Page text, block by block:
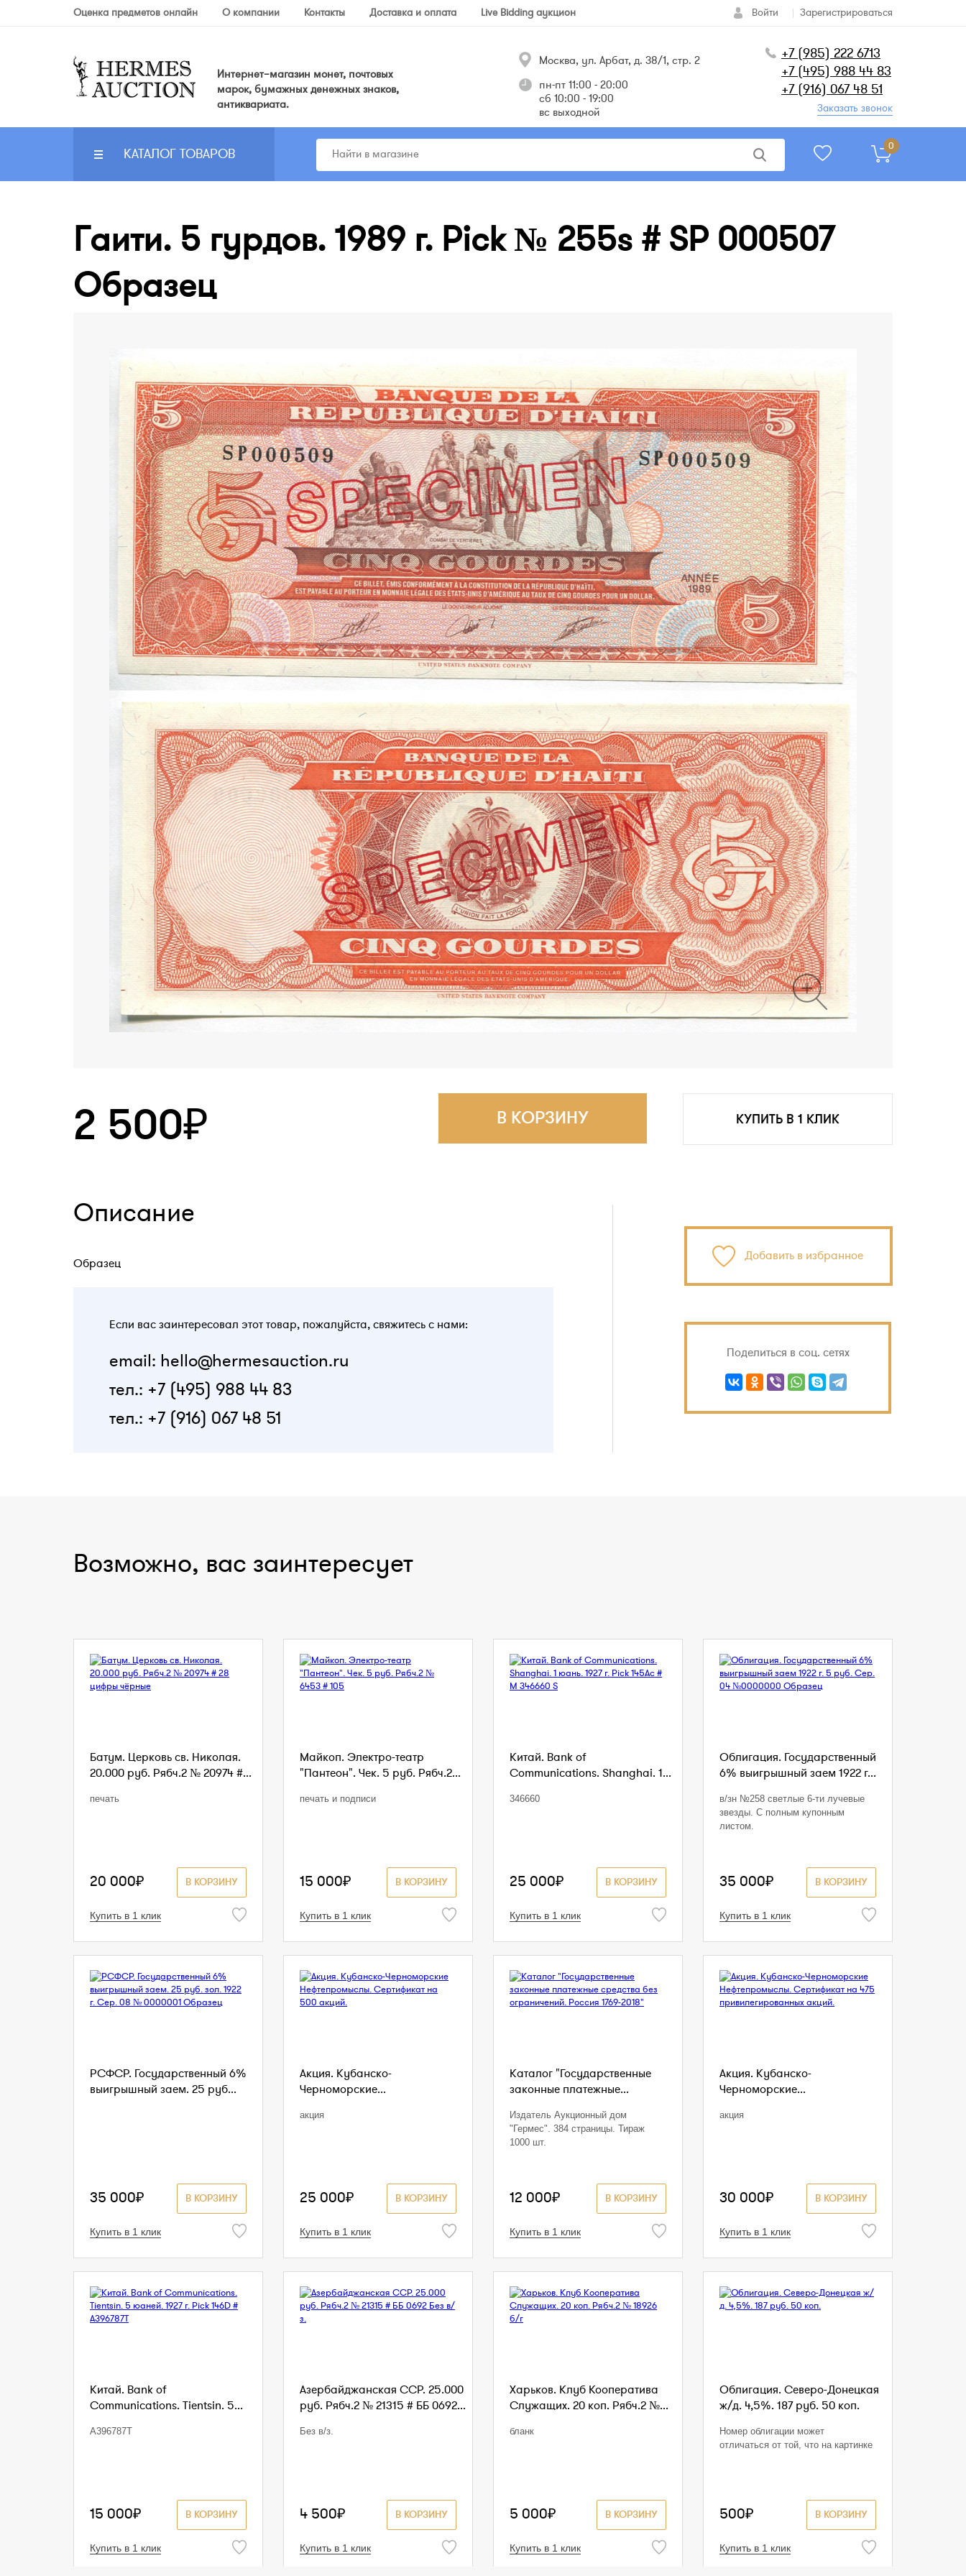
Оценка предметов онлайн О компании Контакты Доставка и оплата Live Bidding аукцион Зарегистрироваться
Войти
Интернет–магазин монет, почтовых
марок, бумажных денежных знаков,
антиквариата.
Москва, ул. Арбат, д. 38/1, стр. 2
пн-пт 11:00 - 20:00
сб 10:00 - 19:00
вс выходной
+7 (985) 222 6713
+7 (495) 988 44 83
+7 (916) 067 48 51
Заказать звонок
КАТАЛОГ ТОВАРОВ 0
Гаити. 5 гурдов. 1989 г. Pick № 255s # SP 000507
Образец
2 500₽ КУПИТЬ В 1 КЛИК
В КОРЗИНУ
Описание
Образец
Если вас заинтересовал этот товар, пожалуйста, свяжитесь с нами:
email: hello@hermesauction.ru
тел.: +7 (495) 988 44 83
тел.: +7 (916) 067 48 51
Добавить в избранное
Поделиться в соц. сетях
Возможно, вас заинтересует
Батум. Церковь св. Николая.
20.000 руб. Рябч.2 № 20974 #...
печать
В КОРЗИНУ
20 000₽
Купить в 1 клик
Майкоп. Электро-театр
"Пантеон". Чек. 5 руб. Рябч.2...
печать и подписи
В КОРЗИНУ
15 000₽
Купить в 1 клик
Китай. Bank of
Communications. Shanghai. 1...
346660
В КОРЗИНУ
25 000₽
Купить в 1 клик
Облигация. Государственный
6% выигрышный заем 1922 г...
в/зн №258 светлые 6-ти лучевые
звезды. С полным купонным
листом.
В КОРЗИНУ
35 000₽
Купить в 1 клик
РСФСР. Государственный 6%
выигрышный заем. 25 руб...
В КОРЗИНУ
35 000₽
Купить в 1 клик
Акция. Кубанско-
Черноморские...
акция
В КОРЗИНУ
25 000₽
Купить в 1 клик
Каталог "Государственные
законные платежные...
Издатель Аукционный дом
"Гермес". 384 страницы. Тираж
1000 шт.
В КОРЗИНУ
12 000₽
Купить в 1 клик
Акция. Кубанско-
Черноморские...
акция
В КОРЗИНУ
30 000₽
Купить в 1 клик
Китай. Bank of
Communications. Tientsin. 5...
A396787T
В КОРЗИНУ
15 000₽
Купить в 1 клик
Азербайджанская ССР. 25.000
руб. Рябч.2 № 21315 # ББ 0692...
Без в/з.
В КОРЗИНУ
4 500₽
Купить в 1 клик
Харьков. Клуб Кооператива
Служащих. 20 коп. Рябч.2 №...
бланк
В КОРЗИНУ
5 000₽
Купить в 1 клик
Облигация. Северо-Донецкая
ж/д. 4,5%. 187 руб. 50 коп.
Номер облигации может
отличаться от той, что на картинке
В КОРЗИНУ
500₽
Купить в 1 клик